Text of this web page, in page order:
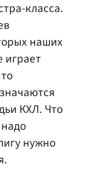
класса.
наших
играет
КХЛ. Что
нужно